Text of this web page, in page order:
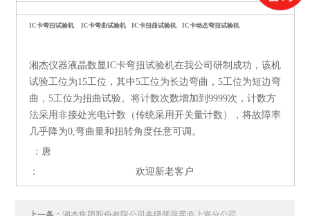
IC卡弯扭试验机 IC卡弯曲试验机 IC卡扭曲试验机 IC卡动态弯扭试验机
湘杰仪器液晶数显IC卡弯扭试验机在我公司研制成功，该机
试验工位为15工位，其中5工位为长边弯曲，5工位为短边弯
曲，5工位为扭曲试验。将计数次数增加到9999次，计数方
法采用非接处光电计数（传统采用开关量计数），将故障率
几乎降为0,弯曲量和扭转角度任意可调。
：唐
： 欢迎新老客户